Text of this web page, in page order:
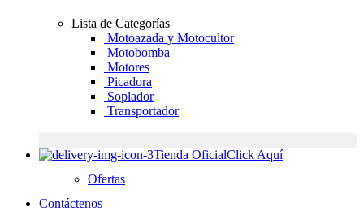
Lista de Categorías
Motoazada y Motocultor
Motobomba
Motores
Picadora
Soplador
Transportador
Tienda OficialClick Aquí
Ofertas
Contáctenos